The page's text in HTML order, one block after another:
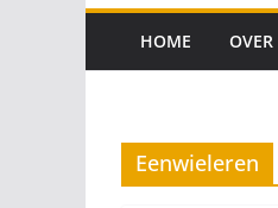
HOME
Eenwieleren